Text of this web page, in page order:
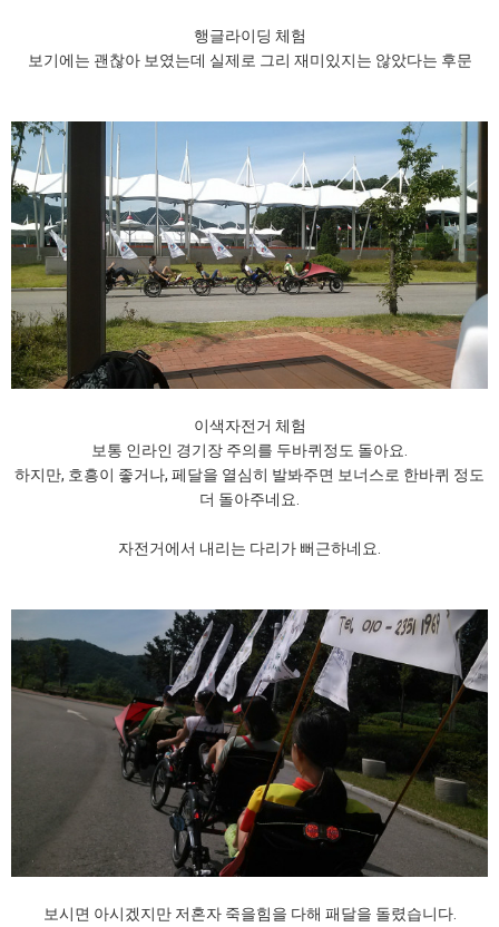
행글라이딩 체험
보기에는 괜찮아 보였는데 실제로 그리 재미있지는 않았다는 후문
이색자전거 체험
보통 인라인 경기장 주의를 두바퀴정도 돌아요.
하지만, 호흥이 좋거나, 페달을 열심히 발봐주면 보너스로 한바퀴 정도
더 돌아주네요.
자전거에서 내리는 다리가 뻐근하네요.
보시면 아시겠지만 저혼자 죽을힘을 다해 패달을 돌렸습니다.